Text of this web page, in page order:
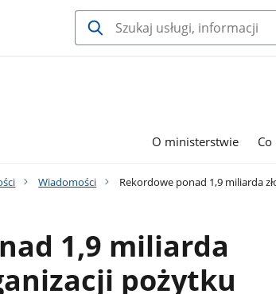
O ministerstwie
Wiadomości Rekordowe ponad 1,9 miliarda
1,9 miliarda
pożytku